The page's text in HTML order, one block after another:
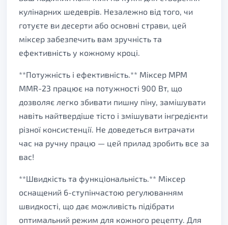
кулінарних шедеврів. Незалежно від того, чи
готуєте ви десерти або основні страви, цей
міксер забезпечить вам зручність та
ефективність у кожному кроці.
**Потужність і ефективність.** Міксер MPM
MMR-23 працює на потужності 900 Вт, що
дозволяє легко збивати пишну піну, замішувати
навіть найтвердіше тісто і змішувати інгредієнти
різної консистенції. Не доведеться витрачати
час на ручну працю — цей прилад зробить все за
вас!
**Швидкість та функціональність.** Міксер
оснащений 6-ступінчастою регулюванням
швидкості, що дає можливість підібрати
оптимальний режим для кожного рецепту. Для